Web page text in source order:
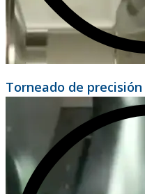
Torneado de precisión